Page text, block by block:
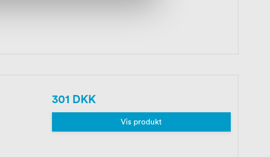
301 DKK
Vis produkt